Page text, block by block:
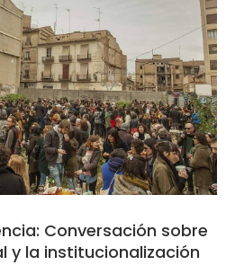
Conversación sobre
y la institucionalización